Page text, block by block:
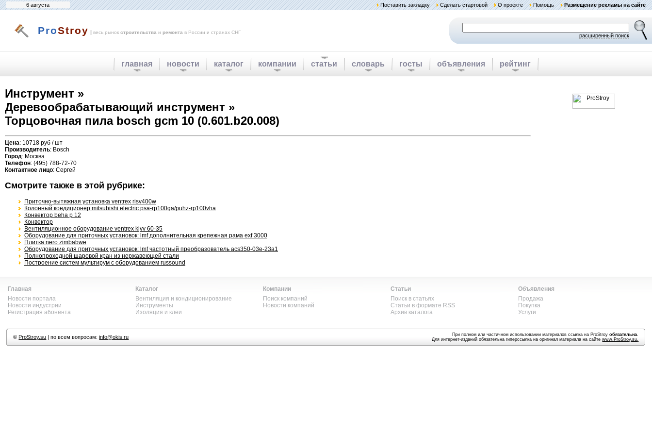
6 августа Поставить закладку Сделать стартовой О проекте Помощь Размещение рекламы на сайте
ProStroy | весь рынок строительства и ремонта в России и странах СНГ
расширенный поиск
главная новости каталог компании статьи словарь госты объявления рейтинг
Инструмент »
Деревообрабатывающий инструмент »
Торцовочная пила bosch gcm 10 (0.601.b20.008)
Цена: 10718 руб / шт
Производитель: Bosch
Город: Москва
Телефон: (495) 788-72-70
Контактное лицо: Сергей
Смотрите также в этой рубрике:
Приточно-вытяжная установка ventrex risv400w
Колонный кондиционер mitsubishi electric psa-rp100ga/puhz-rp100vha
Конвектор beha p 12
Конвектор
Вентиляционное оборудование ventrex kjvv 60-35
Оборудование для приточных установок: lmf дополнительная крепежная рама exf 3000
Плитка nero zimbabwe
Оборудование для приточных установок: lmf частотный преобразователь acs350-03e-23a1
Полнопроходной шаровой кран из нержавеющей стали
Построение систем мультирум с оборудованием russound
Главная
Новости портала
Новости индустрии
Регистрация абонента
Каталог
Вентиляция и кондиционирование
Инструменты
Изоляция и клеи
Компании
Поиск компаний
Новости компаний
Статьи
Поиск в статьях
Статьи в формате RSS
Архив каталога
Объявления
Продажа
Покупка
Услуги
©ProStroy.su | по всем вопросам:info@okis.ru При полном или частичном использовании материалов ссылка на ProStroyобязательна.
Для интернет-изданий обязательна гиперссылка на оригинал материала на сайтеwww.ProStroy.su.